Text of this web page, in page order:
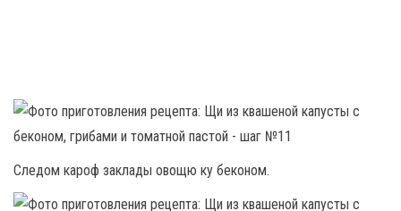
Следом кароф заклады овощю ку беконом.